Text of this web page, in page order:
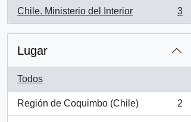
Chile. Ministerio del Interior
, 3 resultados
3
Lugar
Todos
Región de Coquimbo (Chile)
, 2 resultados
2